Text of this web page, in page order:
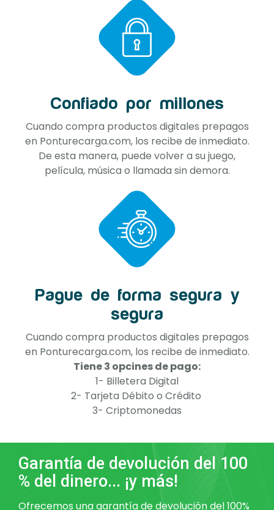
Confiado por millones
Cuando compra productos digitales prepagos
en Ponturecarga.com, los recibe de inmediato.
De esta manera, puede volver a su juego,
película, música o llamada sin demora.
Pague de forma segura y
segura
Cuando compra productos digitales prepagos
en Ponturecarga.com, los recibe de inmediato.
Tiene 3 opcines de pago:
1- Billetera Digital
2- Tarjeta Débito o Crédito
3- Criptomonedas
Garantía de devolución del 100
% del dinero... ¡y más!
Ofrecemos una garantía de devolución del 100%